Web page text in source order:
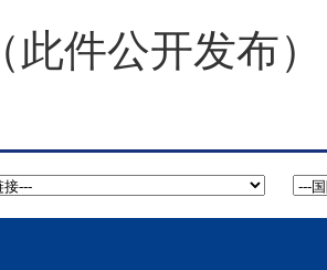
（此件公开发布）